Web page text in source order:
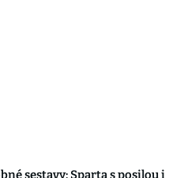
sestavy: Sparta s posilou i